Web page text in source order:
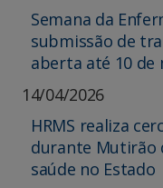
Semana da
submissão de
aberta até 10 de
14/04/2026
HRMS realiza
durante Mutirão
saúde no Estado